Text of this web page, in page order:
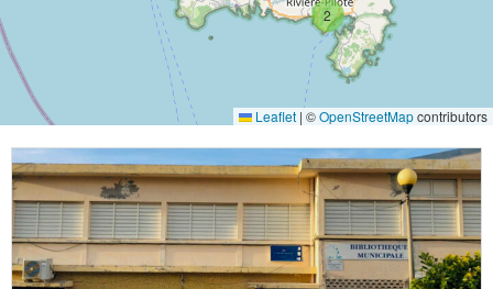
2
Leaflet | ©OpenStreetMapcontributors